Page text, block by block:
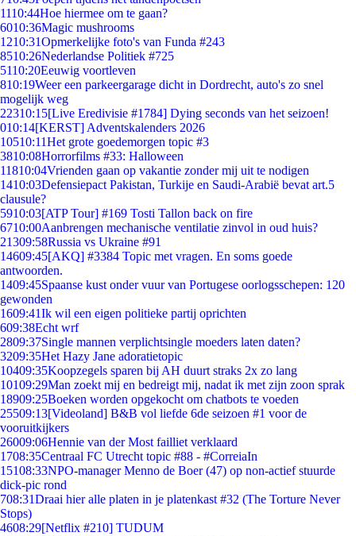
1110:44Hoe hiermee om te gaan?
6010:36Magic mushrooms
1210:31Opmerkelijke foto's van Funda #243
8510:26Nederlandse Politiek #725
5110:20Eeuwig voortleven
810:19Weer een parkeergarage dicht in Dordrecht, auto's zo snel
mogelijk weg
22310:15[Live Eredivisie #1784] Dying seconds van het seizoen!
010:14[KERST] Adventskalenders 2026
10510:11Het grote goedemorgen topic #3
3810:08Horrorfilms #33: Halloween
11810:04Vrienden gaan op vakantie zonder mij uit te nodigen
1410:03Defensiepact Pakistan, Turkije en Saudi-Arabië bevat art.5
clausule?
5910:03[ATP Tour] #169 Tosti Tallon back on fire
6710:00Aanbrengen mechanische ventilatie zinvol in oud huis?
21309:58Russia vs Ukraine #91
14609:45[AKQ] #3384 Topic met vragen. En soms goede
antwoorden.
1409:45Spaanse kust onder vuur van Portugese oorlogsschepen: 120
gewonden
1609:41Ik wil een eigen politieke partij oprichten
609:38Echt wrf
2809:37Single mannen verplichtsingle moeders laten daten?
3209:35Het Hazy Jane adoratietopic
10409:35Koopzegels sparen bij AH duurt straks 2x zo lang
10109:29Man zoekt mij en bedreigt mij, nadat ik met zijn zoon sprak
18909:25Boeken worden opgekocht om chatbots te voeden
25509:13[Videoland] B&B vol liefde 6de seizoen #1 voor de
vooruitkijkers
26009:06Hennie van der Most failliet verklaard
1708:35Centraal FC Utrecht topic #88 - #CorreiaIn
15108:33NPO-manager Menno de Boer (47) op non-actief stuurde
dick-pic rond
708:31Draai hier alle platen in je platenkast #32 (The Torture Never
Stops)
4608:29[Netflix #210] TUDUM